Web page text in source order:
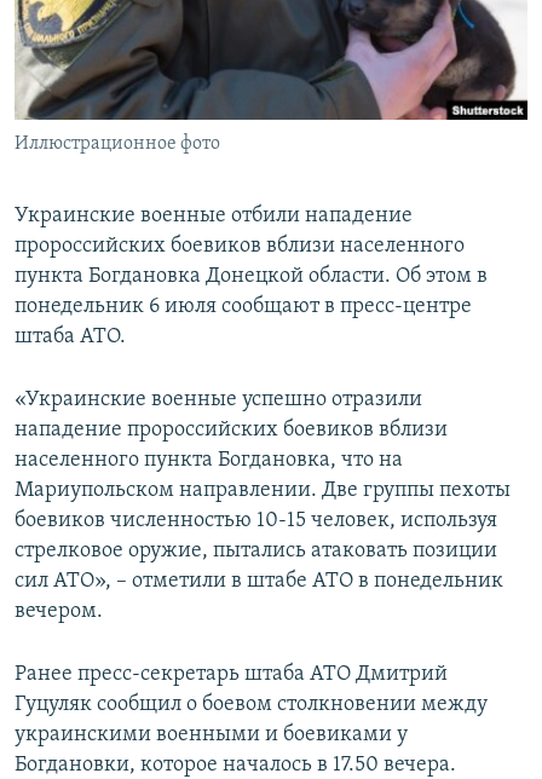
ПОБЕДИТЕЛЕЙ НЕ СУДЯТ?
КРЫМ.НЕПОКОРЕННЫЙ
ELIFBE
УКРАИНСКАЯ ПРОБЛЕМА КРЫМА
ПРИСОЕДИНЯЙТЕСЬ!
Иллюстрационное фото
Украинские военные отбили нападение
пророссийских боевиков вблизи населенного
пункта Богдановка Донецкой области. Об этом в
понедельник 6 июля сообщают в пресс-центре
штаба АТО.
«Украинские военные успешно отразили
нападение пророссийских боевиков вблизи
населенного пункта Богдановка, что на
Мариупольском направлении. Две группы пехоты
боевиков численностью 10-15 человек, используя
стрелковое оружие, пытались атаковать позиции
сил АТО», – отметили в штабе АТО в понедельник
вечером.
Ранее пресс-секретарь штаба АТО Дмитрий
Гуцуляк сообщил о боевом столкновении между
украинскими военными и боевиками у
Богдановки, которое началось в 17.50 вечера.